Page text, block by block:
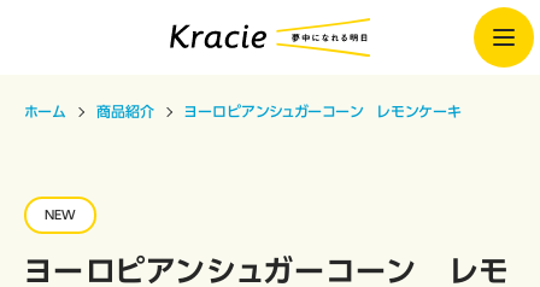
ホーム 商品紹介 ヨーロピアンシュガーコーン レモンケーキ
NEW
ヨーロピアンシュガーコーン レモ